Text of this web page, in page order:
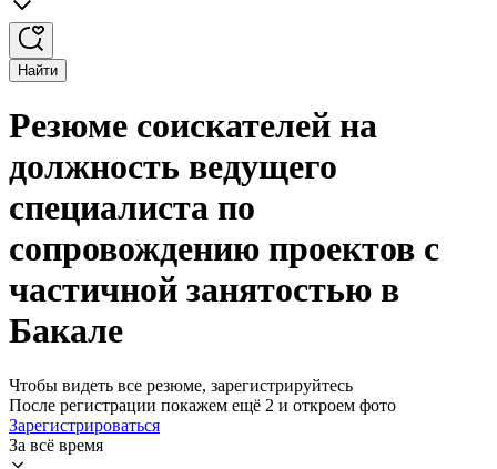
Найти
Резюме соискателей на
должность ведущего
специалиста по
сопровождению проектов с
частичной занятостью в
Бакале
Чтобы видеть все резюме, зарегистрируйтесь
После регистрации покажем ещё 2 и откроем фото
Зарегистрироваться
За всё время